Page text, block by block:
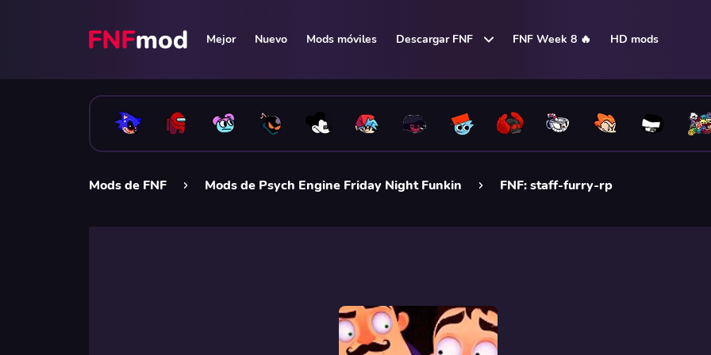
Mejor Nuevo Mods móviles Descargar FNF FNF Week 8 🔥 HD mods
Mods de FNF Mods de Psych Engine Friday Night Funkin FNF: staff-furry-rp